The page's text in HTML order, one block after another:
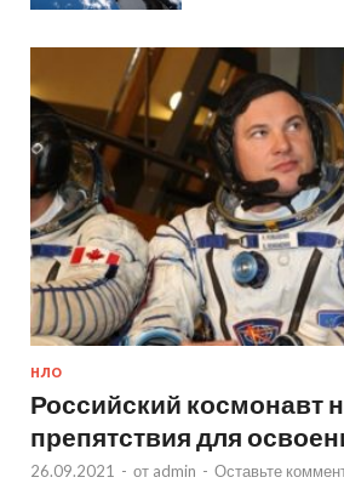
НЛО
Российский космонавт
препятствия для
26.09.2021 - от admin - Оставьте